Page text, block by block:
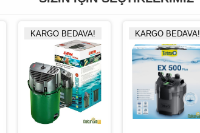
KARGO BEDAVA! KARGO BEDAVA!